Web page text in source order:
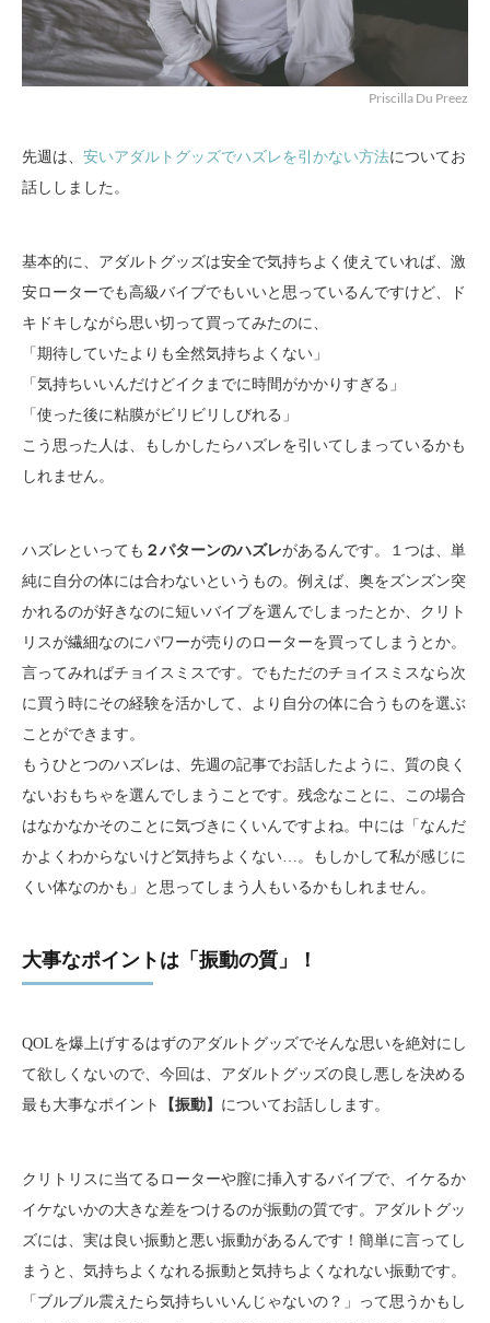
Priscilla Du Preez
先週は、 安いアダルトグッズでハズレを引かない方法についてお
話ししました。
基本的に、アダルトグッズは安全で気持ちよく使えていれば、激
安ローターでも高級バイブでもいいと思っているんですけど、ド
キドキしながら思い切って買ってみたのに、
「期待していたよりも全然気持ちよくない」
「気持ちいいんだけどイクまでに時間がかかりすぎる」
「使った後に粘膜がビリビリしびれる」
こう思った人は、もしかしたらハズレを引いてしまっているかも
しれません。
ハズレといっても ２パターンのハズレがあるんです。１つは、単
純に自分の体には合わないというもの。例えば、奥をズンズン突
かれるのが好きなのに短いバイブを選んでしまったとか、クリト
リスが繊細なのにパワーが売りのローターを買ってしまうとか。
言ってみればチョイスミスです。でもただのチョイスミスなら次
に買う時にその経験を活かして、より自分の体に合うものを選ぶ
ことができます。
もうひとつのハズレは、先週の記事でお話したように、質の良く
ないおもちゃを選んでしまうことです。残念なことに、この場合
はなかなかそのことに気づきにくいんですよね。中には「なんだ
かよくわからないけど気持ちよくない…。もしかして私が感じに
くい体なのかも」と思ってしまう人もいるかもしれません。
大事なポイントは「振動の質」！
QOLを爆上げするはずのアダルトグッズでそんな思いを絶対にし
て欲しくないので、今回は、アダルトグッズの良し悪しを決める
最も大事なポイント
【振動】 についてお話しします。
クリトリスに当てるローターや膣に挿入するバイブで、イケるか
イケないかの大きな差をつけるのが振動の質です。アダルトグッ
ズには、実は良い振動と悪い振動があるんです！簡単に言ってし
まうと、気持ちよくなれる振動と気持ちよくなれない振動です。
「ブルブル震えたら気持ちいいんじゃないの？」って思うかもし